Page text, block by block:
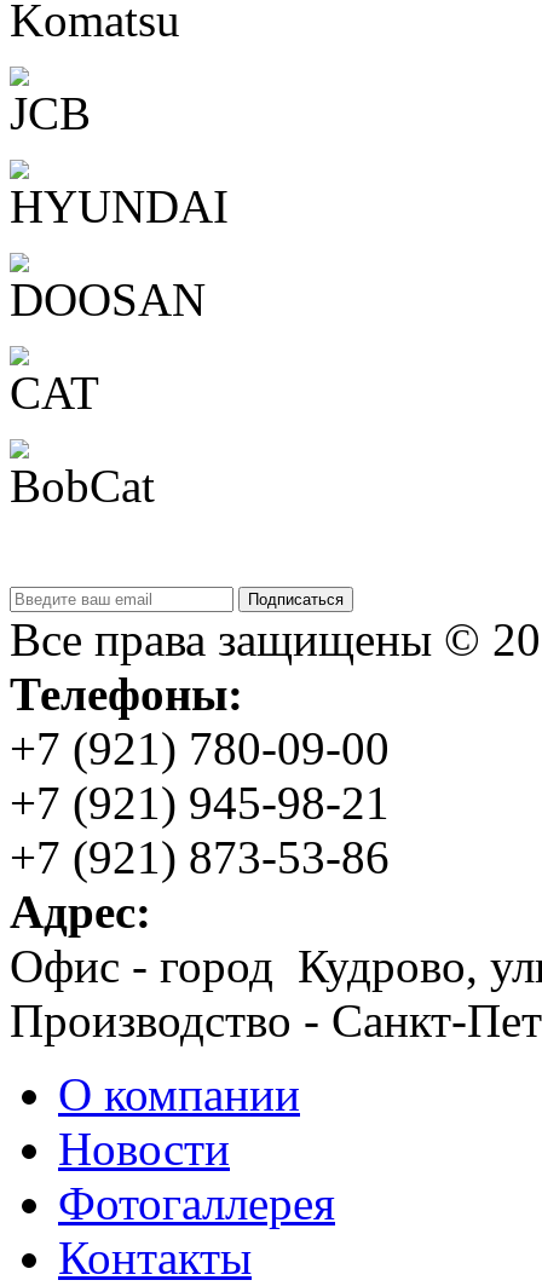
Подписаться
Все права защищены ©
Телефоны:
+7 (921) 780-09-00
+7 (921) 945-98-21
+7 (921) 873-53-86
Адрес:
Офис - город Кудрово,
Производство - Санкт-
О компании
Новости
Фотогаллерея
Контакты